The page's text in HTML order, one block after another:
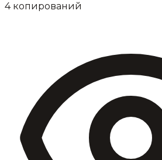
4копирований